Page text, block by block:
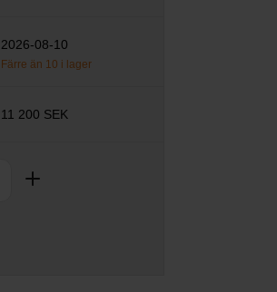
2026-08-10
Färre än 10 i lager
11 200 SEK